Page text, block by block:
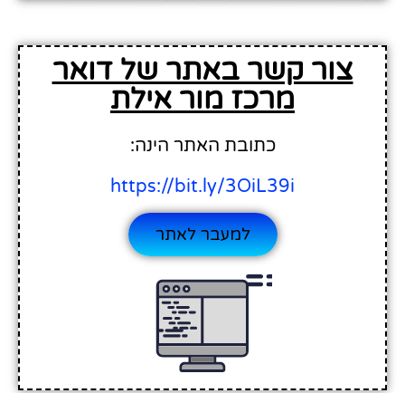
צור קשר באתר של דואר
מרכז מור אילת
כתובת האתר הינה:
https://bit.ly/3OiL39i
למעבר לאתר